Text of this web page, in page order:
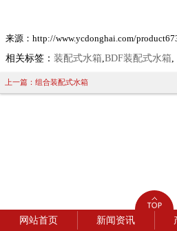
来源：http://www.ycdonghai.com/
相关标签： 装配式水箱 BDF装配式水箱
上一篇：组合装配式水箱
网站首页 新闻资讯